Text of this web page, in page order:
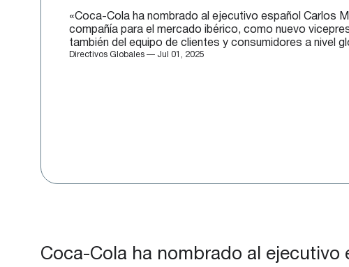
«Coca-Cola ha nombrado al ejecutivo español Carlos
compañía para el mercado ibérico, como nuevo
también del equipo de clientes y consumidores a nivel
Garduño. “En su nuevo puesto, Carlos dirigirá la
Directivos Globales — Jul 01, 2025
Coca-Cola ha nombrado al